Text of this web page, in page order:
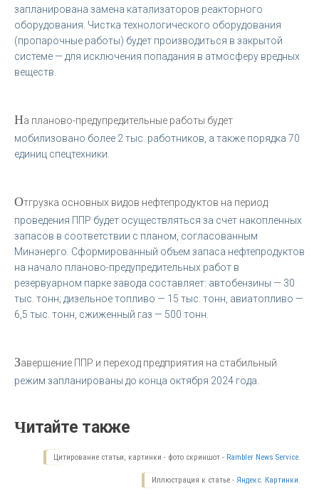
запланирована замена катализаторов реакторного
оборудования. Чистка технологического оборудования
(пропарочные работы) будет производиться в закрытой
системе — для исключения попадания в атмосферу вредных
веществ.
На планово-предупредительные работы будет
мобилизовано более 2 тыс. работников, а также порядка 70
единиц спецтехники.
Отгрузка основных видов нефтепродуктов на период
проведения ППР будет осуществляться за счет накопленных
запасов в соответствии с планом, согласованным
Минэнерго. Сформированный объем запаса нефтепродуктов
на начало планово-предупредительных работ в
резервуарном парке завода составляет: автобензины — 30
тыс. тонн; дизельное топливо — 15 тыс. тонн, авиатопливо —
6,5 тыс. тонн, сжиженный газ — 500 тонн.
Завершение ППР и переход предприятия на стабильный
режим запланированы до конца октября 2024 года.
Читайте также
Цитирование статьи, картинки - фото скриншот - Rambler News Service.
Иллюстрация к статье - Яндекс. Картинки.